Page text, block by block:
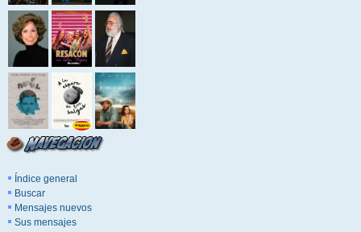
Índice general
Buscar
Mensajes nuevos
Sus mensajes